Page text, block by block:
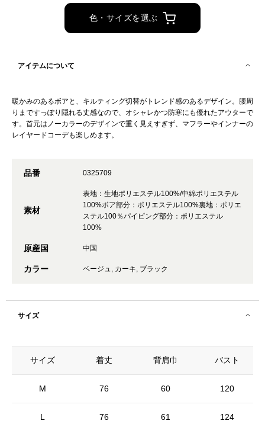
色・サイズを選ぶ
アイテムについて
暖かみのあるボアと、キルティング切替がトレンド感のあるデザイン。腰周
りまですっぽり隠れる丈感なので、オシャレかつ防寒にも優れたアウターで
す。首元はノーカラーのデザインで重く見えすぎず、マフラーやインナーの
レイヤードコーデも楽しめます。
品番 0325709
素材
表地：生地ポリエステル100%/中綿ポリエステル
100%ボア部分：ポリエステル100%裏地：ポリエ
ステル100％パイピング部分：ポリエステル
100%
原産国 中国
カラー ベージュ, カーキ, ブラック
サイズ
サイズ
M
L
着丈 背肩巾 バスト
76 60 120
76 61 124